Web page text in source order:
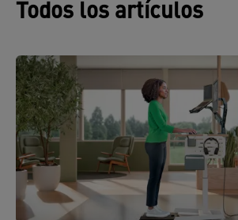
Todos los artículos